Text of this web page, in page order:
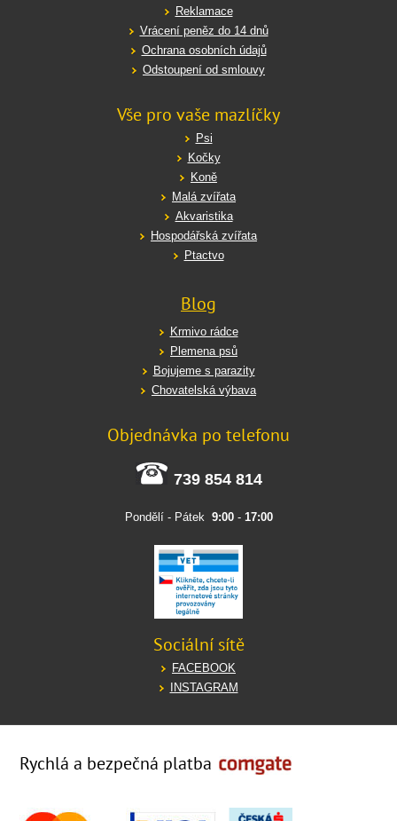
Reklamace
Vrácení peněz do 14 dnů
Ochrana osobních údajů
Odstoupení od smlouvy
Vše pro vaše mazlíčky
Psi
Kočky
Koně
Malá zvířata
Akvaristika
Hospodářská zvířata
Ptactvo
Blog
Krmivo rádce
Plemena psů
Bojujeme s parazity
Chovatelská výbava
Objednávka po telefonu
739 854 814
Pondělí - Pátek 9:00- 17:00
Sociální sítě
FACEBOOK
INSTAGRAM
Rychlá a bezpečná platba